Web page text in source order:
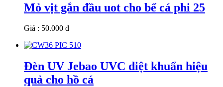
Mỏ vịt gắn đầu uot cho bể cá phi 25
Giá : 50.000 đ
Đèn UV Jebao UVC diệt khuẩn hiệu
quả cho hồ cá